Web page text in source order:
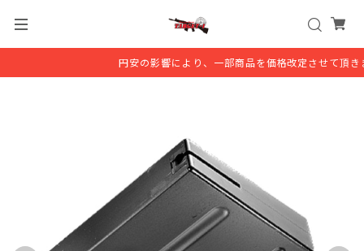
円安の影響により、一部商品を価格改定させて頂き